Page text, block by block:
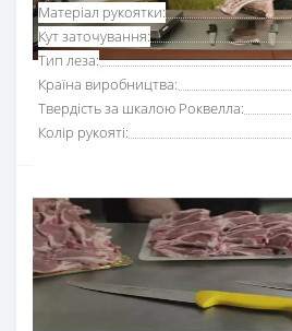
Матеріал рукоятки:
Кут заточування:
Тип леза:
Країна виробництва:
Твердість за шкалою Роквелла:
Колір рукояті:
Ніж для обвалки м’яса 160 мм
рукояткою червоного кольору
відділення м'яса від кісток та
Серію професійних ножів Аркос
інтенсивного використання на
харчових виробництв.